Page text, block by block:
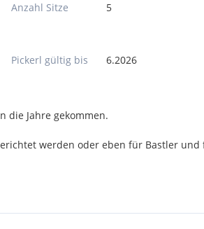
Anzahl Sitze
5
Pickerl gültig bis 6.2026
die Jahre gekommen.
werden oder eben für Bastler und